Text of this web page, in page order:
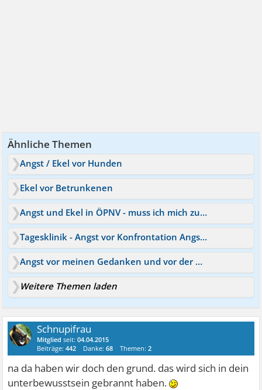
Ähnliche Themen
Angst / Ekel vor Hunden
Ekel vor Betrunkenen
Angst und Ekel in ÖPNV - muss ich mich zusammenreißen?
Tagesklinik - Angst vor Konfrontation Angst vor Gruppe
Angst vor meinen Gedanken und vor der Zukunft!
Weitere Themen laden
Schnupifrau
Mitglied seit:04.04.2015
Beiträge:442 Danke:68 Themen:2
na da haben wir doch den grund. das wird sich in dein
unterbewusstsein gebrannt haben.